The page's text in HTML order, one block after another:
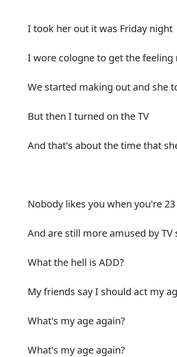
I took her out it was Friday night
I wore cologne to get the feeling
We started making out and she
But then I turned on the TV
And that's about the time that
Nobody likes you when you're 23
And are still more amused by TV
What the hell is ADD?
My friends say I should act my
What's my age again?
What's my age again?